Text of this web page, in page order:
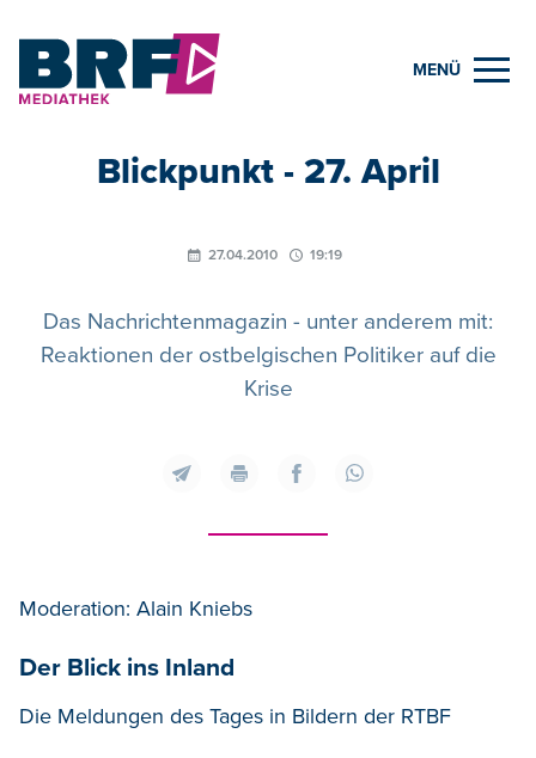
MENÜ
Blickpunkt - 27. April
27.04.2010 19:19
Das Nachrichtenmagazin - unter anderem mit:
Reaktionen der ostbelgischen Politiker auf die
Krise
Moderation: Alain Kniebs
Der Blick ins Inland
Die Meldungen des Tages in Bildern der RTBF